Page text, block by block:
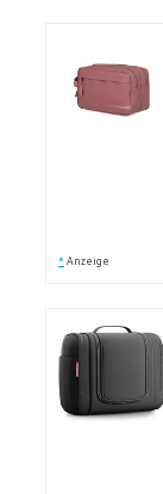
* Anzeige